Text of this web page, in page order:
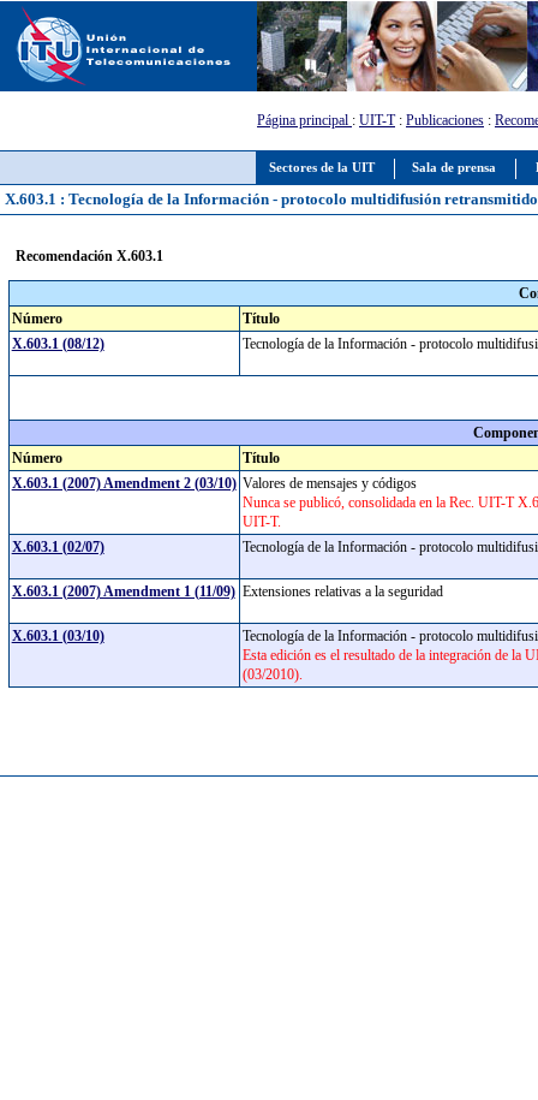
Sectores de la UIT Sala de prensa
Página principal : UIT-T: Publicaciones :
X.603.1 : Tecnología de la Información - protocolo multidifusión
Recomendación X.603.1
Número
Título
X.603.1 (08/12)
Tecnología de la Información - protocolo
Número
Título
X.603.1 (2007) Amendment 2 (03/10) Valores de mensajes y códigos
Nunca se publicó, consolidada en la Rec. UIT-T
UIT-T.
X.603.1 (02/07)
Tecnología de la Información - protocolo
X.603.1 (2007) Amendment 1 (11/09) Extensiones relativas a la seguridad
X.603.1 (03/10)
Tecnología de la Información - protocolo
Esta edición es el resultado de la integración de
(03/2010).